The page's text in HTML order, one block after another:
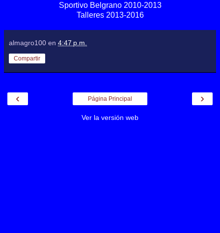
Sportivo Belgrano2010-2013
Talleres2013-2016
almagro100 en 4:47 p.m.
Compartir
‹ ›
Página Principal
Ver la versión web